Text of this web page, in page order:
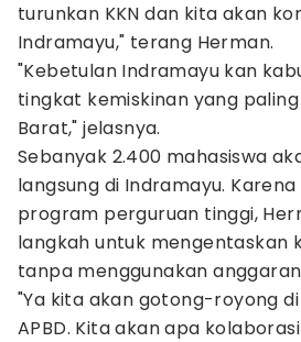
turunkan KKN dan kita akan
Indramayu," terang Herman.
"Kebetulan Indramayu kan
tingkat kemiskinan yang
Barat," jelasnya.
Sebanyak 2.400 mahasiswa
langsung di Indramayu.
program perguruan tinggi,
langkah untuk mengentaskan
tanpa menggunakan anggaran
"Ya kita akan gotong-royong
APBD. Kita akan apa